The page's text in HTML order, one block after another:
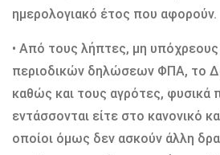
ημερολογιακό έτος που αφορούν.
• Από τους λήπτες, μη
περιοδικών δηλώσεων ΦΠΑ, το
καθώς και τους αγρότες,
εντάσσονται είτε στο κανονικό
οποίοι όμως δεν ασκούν άλλη